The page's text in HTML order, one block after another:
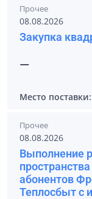
Прочее
08.08.2026
Закупка
—
Место поставки:
Прочее
08.08.2026
Выполнение
абонентов
Теплосбыт с